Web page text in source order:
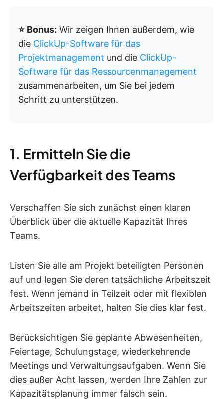
⭐ Bonus: Wir zeigen Ihnen außerdem, wie
die ClickUp-Software für das
Projektmanagement und die ClickUp-
Software für das Ressourcenmanagement
zusammenarbeiten, um Sie bei jedem
Schritt zu unterstützen.
1. Ermitteln Sie die
Verfügbarkeit des Teams
Verschaffen Sie sich zunächst einen klaren
Überblick über die aktuelle Kapazität Ihres
Teams.
Listen Sie alle am Projekt beteiligten Personen
auf und legen Sie deren tatsächliche Arbeitszeit
fest. Wenn jemand in Teilzeit oder mit flexiblen
Arbeitszeiten arbeitet, halten Sie dies klar fest.
Berücksichtigen Sie geplante Abwesenheiten,
Feiertage, Schulungstage, wiederkehrende
Meetings und Verwaltungsaufgaben. Wenn Sie
dies außer Acht lassen, werden Ihre Zahlen zur
Kapazitätsplanung immer falsch sein.